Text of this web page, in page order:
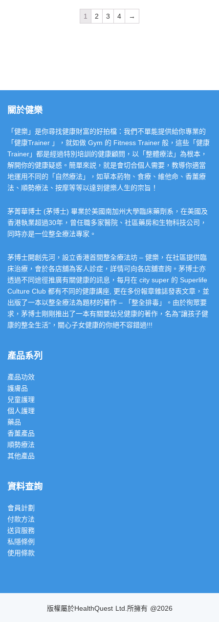
1 2 3 4 →
關於健樂
「健樂」是你尋找健康財富的好拍檔：我們不單能提供給你專業的
「健康Trainer 」，就如做 Gym 的 Fitness Trainer 般，這些「健康
Trainer」都是經過特別培訓的健康顧問，以「整體療法」為根本，
解開你的健康疑惑。簡單來説，就是會切合個人需要，教導你適當
地運用不同的「自然療法」，如草本葯物、食療、維他命、香薰療
法、順勢療法、按摩等等以達到健樂人生的宗旨！
茅菁華博士 (茅博士) 畢業於美國南加州大學臨床藥劑系，在美國及
香港執業超過30年，曾任職多家醫院、社區藥房和生物科技公司，
同時亦是一位整全療法專家。
茅博士開創先河，設立香港首間整全療法坊 – 健樂，在社區提供臨
床治療，會於各店舖為客人診症，詳情可向各店舖查詢。茅博士亦
透過不同途徑推廣有關健康的訊息，每月在 city super 的 Superlife
Culture Club 都有不同的健康講座, 更在多份報章雜誌發表文章，並
出版了一本以整全療法為題材的著作 – 「整全排毒」。由於徇眾要
求，茅博士剛剛推出了一本有關嬰幼兒健康的著作，名為”讓孩子健
康的整全生活”，關心子女健康的你絕不容錯過!!!
產品系列
產品功效
護膚品
兒童護理
個人護理
藥品
香薰產品
順勢療法
其他產品
資料查詢
會員計劃
付款方法
送貨服務
私隱條例
使用條款
版權屬於HealthQuest Ltd.所擁有 @2026